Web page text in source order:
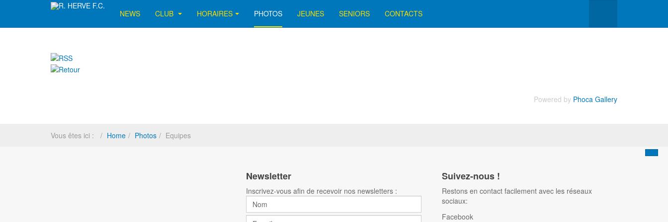
NEWS CLUB HORAIRES PHOTOS JEUNES SENIORS CONTACTS
Powered by Phoca Gallery
Vous êtes ici : Home Photos Equipes
Newsletter
Inscrivez-vous afin de recevoir nos newsletters :
Suivez-nous !
Restons en contact facilement avec les réseaux
sociaux:
Facebook